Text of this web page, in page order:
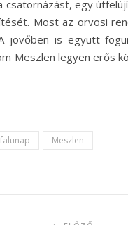
csatornázást, egy
Most az orvosi
jövőben is együtt
Meszlen legyen erős
falunap Meszlen